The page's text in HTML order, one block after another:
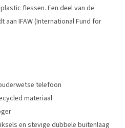
flessen. Een deel van de
IFAW (International Fund for
telefoon
materiaal
en stevige dubbele buitenlaag